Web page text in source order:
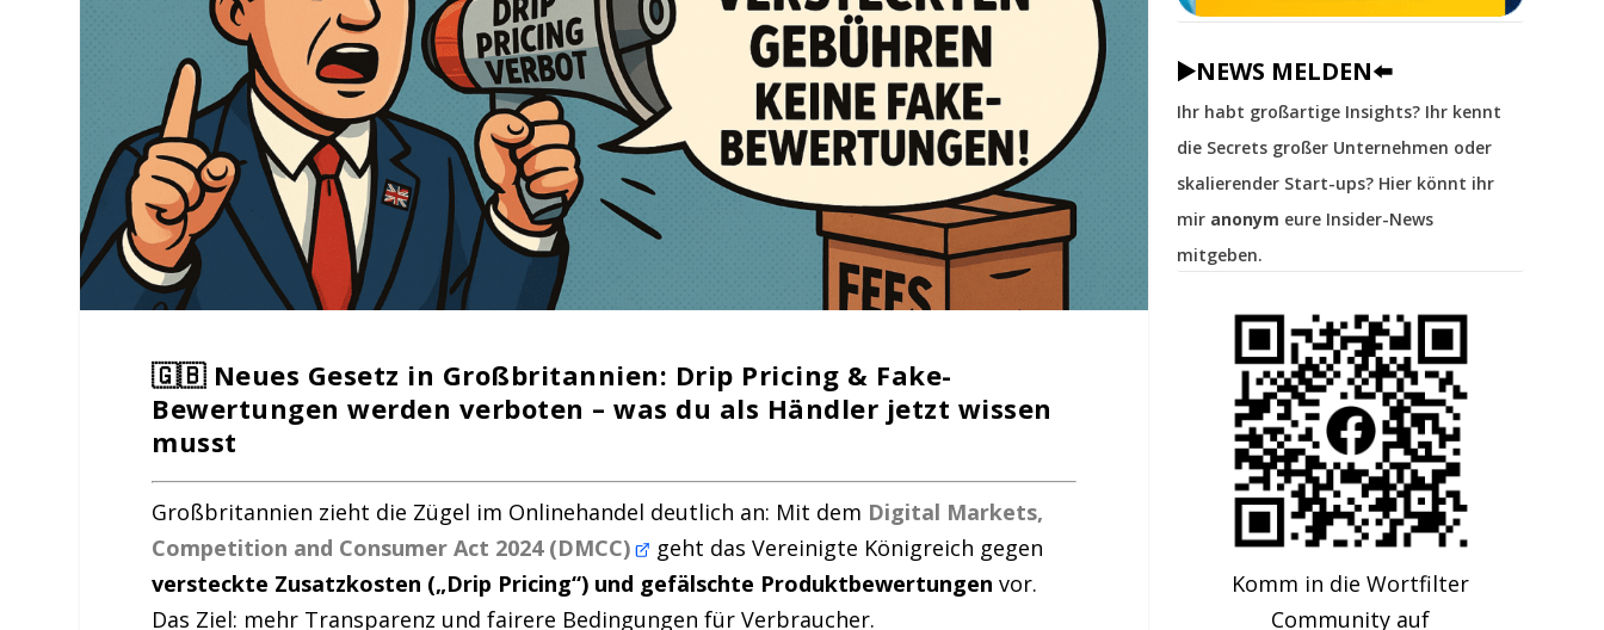
🇬🇧 Neues Gesetz in Großbritannien: Drip Pricing & Fake-
Bewertungen werden verboten – was du als Händler jetzt wissen
musst
Großbritannien zieht die Zügel im Onlinehandel deutlich an: Mit dem Digital Markets,
Competition and Consumer Act 2024 (DMCC)
geht das Vereinigte Königreich gegen
versteckte Zusatzkosten („Drip Pricing“) und gefälschte Produktbewertungen vor.
Das Ziel: mehr Transparenz und fairere Bedingungen für Verbraucher.
▶️NEWS MELDEN⬅️
Ihr habt großartige Insights? Ihr kennt
die Secrets großer Unternehmen oder
skalierender Start-ups? Hier könnt ihr
mir anonym eure Insider-News
mitgeben.
Komm in die Wortfilter
Community auf